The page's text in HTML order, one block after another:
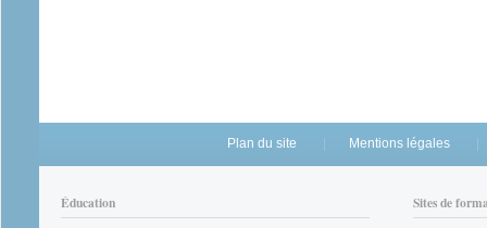
Plan du site Mentions légales
Éducation Sites de